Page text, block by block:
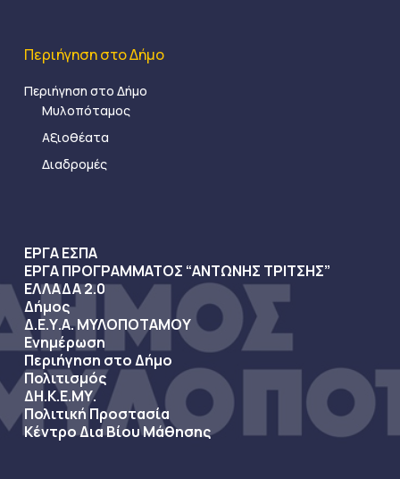
Περιήγηση στο Δήμο
Περιήγηση στο Δήμο
Μυλοπόταμος
Αξιοθέατα
Διαδρομές
ΕΡΓΑ ΕΣΠΑ
ΕΡΓΑ ΠΡΟΓΡΑΜΜΑΤΟΣ “ΑΝΤΩΝΗΣ ΤΡΙΤΣΗΣ”
ΕΛΛΑΔΑ 2.0
Δήμος
Δ.Ε.Υ.Α. ΜΥΛΟΠΟΤΑΜΟΥ
Ενημέρωση
Περιήγηση στο Δήμο
Πολιτισμός
ΔΗ.Κ.Ε.ΜΥ.
Πολιτική Προστασία
Κέντρο Δια Βίου Μάθησης